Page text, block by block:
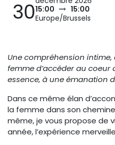
3015:00
15:00
Europe/Brussels
Une compréhension
femme d’accéder au coeur
essence, à une émanation
Dans ce même élan
la femme dans son
même, je vous propose de
année, l’expérience